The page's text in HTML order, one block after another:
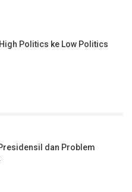
Politics ke Low Politics
dan Problem